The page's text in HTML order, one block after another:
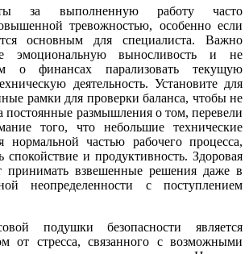
за выполненную работу часто
тревожностью, особенно если
основным для специалиста. Важно
эмоциональную выносливость и не
о финансах парализовать текущую
деятельность. Установите для
рамки для проверки баланса, чтобы не
постоянные размышления о том, перевели
того, что небольшие технические
нормальной частью рабочего процесса,
спокойствие и продуктивность. Здоровая
принимать взвешенные решения даже в
неопределенности с поступлением
подушки безопасности является
от стресса, связанного с возможными